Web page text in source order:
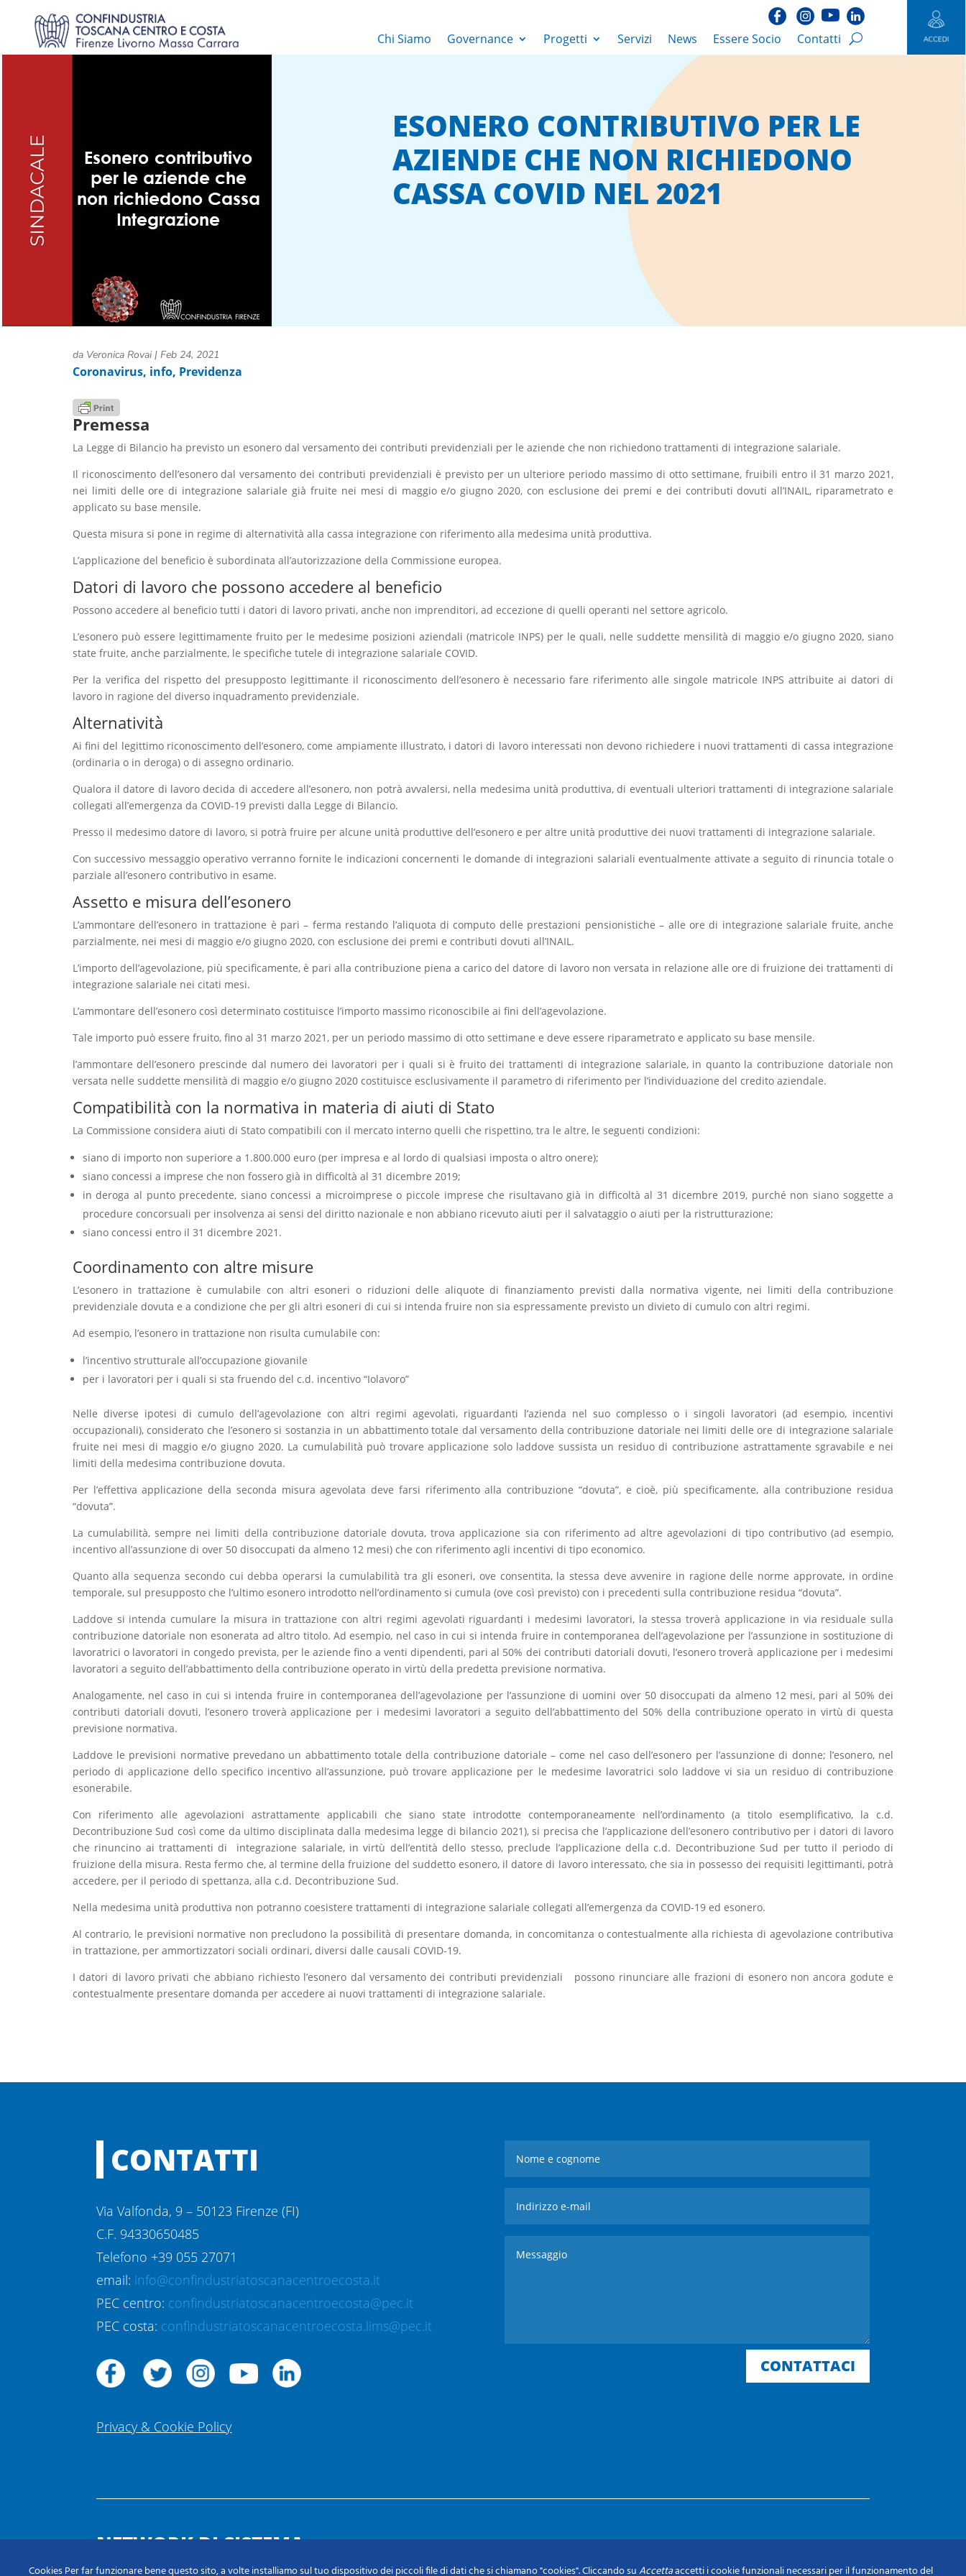
Chi Siamo Governance Progetti Servizi News Essere Socio Contatti
ESONERO CONTRIBUTIVO PER LE
AZIENDE CHE NON RICHIEDONO
CASSA COVID NEL 2021
da Veronica Rovai| Feb 24, 2021
Coronavirus, info, Previdenza
Premessa
La Legge di Bilancio ha previsto un esonero dal versamento dei contributi previdenziali per le aziende che non richiedono trattamenti di integrazione salariale.
Il riconoscimento dell’esonero dal versamento dei contributi previdenziali è previsto per un ulteriore periodo massimo di otto settimane, fruibili entro il 31 marzo 2021,
nei limiti delle ore di integrazione salariale già fruite nei mesi di maggio e/o giugno 2020, con esclusione dei premi e dei contributi dovuti all’INAIL, riparametrato e
applicato su base mensile.
Questa misura si pone in regime di alternatività alla cassa integrazione con riferimento alla medesima unità produttiva.
L’applicazione del beneficio è subordinata all’autorizzazione della Commissione europea.
Datori di lavoro che possono accedere al beneficio
Possono accedere al beneficio tutti i datori di lavoro privati, anche non imprenditori, ad eccezione di quelli operanti nel settore agricolo.
L’esonero può essere legittimamente fruito per le medesime posizioni aziendali (matricole INPS) per le quali, nelle suddette mensilità di maggio e/o giugno 2020, siano
state fruite, anche parzialmente, le specifiche tutele di integrazione salariale COVID.
Per la verifica del rispetto del presupposto legittimante il riconoscimento dell’esonero è necessario fare riferimento alle singole matricole INPS attribuite ai datori di
lavoro in ragione del diverso inquadramento previdenziale.
Alternatività
Ai fini del legittimo riconoscimento dell’esonero, come ampiamente illustrato, i datori di lavoro interessati non devono richiedere i nuovi trattamenti di cassa integrazione
(ordinaria o in deroga) o di assegno ordinario.
Qualora il datore di lavoro decida di accedere all’esonero, non potrà avvalersi, nella medesima unità produttiva, di eventuali ulteriori trattamenti di integrazione salariale
collegati all’emergenza da COVID-19 previsti dalla Legge di Bilancio.
Presso il medesimo datore di lavoro, si potrà fruire per alcune unità produttive dell’esonero e per altre unità produttive dei nuovi trattamenti di integrazione salariale.
Con successivo messaggio operativo verranno fornite le indicazioni concernenti le domande di integrazioni salariali eventualmente attivate a seguito di rinuncia totale o
parziale all’esonero contributivo in esame.
Assetto e misura dell’esonero
L’ammontare dell’esonero in trattazione è pari – ferma restando l’aliquota di computo delle prestazioni pensionistiche – alle ore di integrazione salariale fruite, anche
parzialmente, nei mesi di maggio e/o giugno 2020, con esclusione dei premi e contributi dovuti all’INAIL.
L’importo dell’agevolazione, più specificamente, è pari alla contribuzione piena a carico del datore di lavoro non versata in relazione alle ore di fruizione dei trattamenti di
integrazione salariale nei citati mesi.
L’ammontare dell’esonero così determinato costituisce l’importo massimo riconoscibile ai fini dell’agevolazione.
Tale importo può essere fruito, fino al 31 marzo 2021, per un periodo massimo di otto settimane e deve essere riparametrato e applicato su base mensile.
l’ammontare dell’esonero prescinde dal numero dei lavoratori per i quali si è fruito dei trattamenti di integrazione salariale, in quanto la contribuzione datoriale non
versata nelle suddette mensilità di maggio e/o giugno 2020 costituisce esclusivamente il parametro di riferimento per l’individuazione del credito aziendale.
Compatibilità con la normativa in materia di aiuti di Stato
La Commissione considera aiuti di Stato compatibili con il mercato interno quelli che rispettino, tra le altre, le seguenti condizioni:
siano di importo non superiore a 1.800.000 euro (per impresa e al lordo di qualsiasi imposta o altro onere);
siano concessi a imprese che non fossero già in difficoltà al 31 dicembre 2019;
in deroga al punto precedente, siano concessi a microimprese o piccole imprese che risultavano già in difficoltà al 31 dicembre 2019, purché non siano soggette a
procedure concorsuali per insolvenza ai sensi del diritto nazionale e non abbiano ricevuto aiuti per il salvataggio o aiuti per la ristrutturazione;
siano concessi entro il 31 dicembre 2021.
Coordinamento con altre misure
L’esonero in trattazione è cumulabile con altri esoneri o riduzioni delle aliquote di finanziamento previsti dalla normativa vigente, nei limiti della contribuzione
previdenziale dovuta e a condizione che per gli altri esoneri di cui si intenda fruire non sia espressamente previsto un divieto di cumulo con altri regimi.
Ad esempio, l’esonero in trattazione non risulta cumulabile con:
l’incentivo strutturale all’occupazione giovanile
per i lavoratori per i quali si sta fruendo del c.d. incentivo “Iolavoro”
Nelle diverse ipotesi di cumulo dell’agevolazione con altri regimi agevolati, riguardanti l’azienda nel suo complesso o i singoli lavoratori (ad esempio, incentivi
occupazionali), considerato che l’esonero si sostanzia in un abbattimento totale dal versamento della contribuzione datoriale nei limiti delle ore di integrazione salariale
fruite nei mesi di maggio e/o giugno 2020. La cumulabilità può trovare applicazione solo laddove sussista un residuo di contribuzione astrattamente sgravabile e nei
limiti della medesima contribuzione dovuta.
Per l’effettiva applicazione della seconda misura agevolata deve farsi riferimento alla contribuzione “dovuta”, e cioè, più specificamente, alla contribuzione residua
“dovuta”.
La cumulabilità, sempre nei limiti della contribuzione datoriale dovuta, trova applicazione sia con riferimento ad altre agevolazioni di tipo contributivo (ad esempio,
incentivo all’assunzione di over 50 disoccupati da almeno 12 mesi) che con riferimento agli incentivi di tipo economico.
Quanto alla sequenza secondo cui debba operarsi la cumulabilità tra gli esoneri, ove consentita, la stessa deve avvenire in ragione delle norme approvate, in ordine
temporale, sul presupposto che l’ultimo esonero introdotto nell’ordinamento si cumula (ove così previsto) con i precedenti sulla contribuzione residua “dovuta”.
Laddove si intenda cumulare la misura in trattazione con altri regimi agevolati riguardanti i medesimi lavoratori, la stessa troverà applicazione in via residuale sulla
contribuzione datoriale non esonerata ad altro titolo. Ad esempio, nel caso in cui si intenda fruire in contemporanea dell’agevolazione per l’assunzione in sostituzione di
lavoratrici o lavoratori in congedo prevista, per le aziende fino a venti dipendenti, pari al 50% dei contributi datoriali dovuti, l’esonero troverà applicazione per i medesimi
lavoratori a seguito dell’abbattimento della contribuzione operato in virtù della predetta previsione normativa.
Analogamente, nel caso in cui si intenda fruire in contemporanea dell’agevolazione per l’assunzione di uomini over 50 disoccupati da almeno 12 mesi, pari al 50% dei
contributi datoriali dovuti, l’esonero troverà applicazione per i medesimi lavoratori a seguito dell’abbattimento del 50% della contribuzione operato in virtù di questa
previsione normativa.
Laddove le previsioni normative prevedano un abbattimento totale della contribuzione datoriale – come nel caso dell’esonero per l’assunzione di donne; l’esonero, nel
periodo di applicazione dello specifico incentivo all’assunzione, può trovare applicazione per le medesime lavoratrici solo laddove vi sia un residuo di contribuzione
esonerabile.
Con riferimento alle agevolazioni astrattamente applicabili che siano state introdotte contemporaneamente nell’ordinamento (a titolo esemplificativo, la c.d.
Decontribuzione Sud così come da ultimo disciplinata dalla medesima legge di bilancio 2021), si precisa che l’applicazione dell’esonero contributivo per i datori di lavoro
che rinuncino ai trattamenti di integrazione salariale, in virtù dell’entità dello stesso, preclude l’applicazione della c.d. Decontribuzione Sud per tutto il periodo di
fruizione della misura. Resta fermo che, al termine della fruizione del suddetto esonero, il datore di lavoro interessato, che sia in possesso dei requisiti legittimanti, potrà
accedere, per il periodo di spettanza, alla c.d. Decontribuzione Sud.
Nella medesima unità produttiva non potranno coesistere trattamenti di integrazione salariale collegati all’emergenza da COVID-19 ed esonero.
Al contrario, le previsioni normative non precludono la possibilità di presentare domanda, in concomitanza o contestualmente alla richiesta di agevolazione contributiva
in trattazione, per ammortizzatori sociali ordinari, diversi dalle causali COVID-19.
I datori di lavoro privati che abbiano richiesto l’esonero dal versamento dei contributi previdenziali possono rinunciare alle frazioni di esonero non ancora godute e
contestualmente presentare domanda per accedere ai nuovi trattamenti di integrazione salariale.
CONTATTI
Via Valfonda, 9 – 50123 Firenze (FI)
C.F. 94330650485
Telefono +39 055 27071
email: info@confindustriatoscanacentroecosta.it
PEC centro: confindustriatoscanacentroecosta@pec.it
PEC costa: confindustriatoscanacentroecosta.lims@pec.it
Privacy & Cookie Policy
CONTATTACI
NETWORK DI SISTEMA
Cookies Per far funzionare bene questo sito, a volte installiamo sul tuo dispositivo dei piccoli file di dati che si chiamano "cookies". Cliccando suAccettaaccetti i cookie funzionali necessari per il funzionamento del